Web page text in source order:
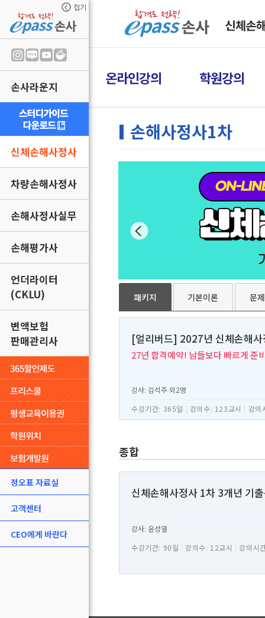
접기
손사라운지
신체손해사정사
차량손해사정사
손해사정사실무
손해평가사
언더라이터
(CKLU)
변액보험
판매관리사
정오표 자료실
고객센터
CEO에게 바란다
신체손
온라인강의 학원강의
손해사정사1차
패키지 기본이론 문
[얼리버드] 2027년 신체손해
27년 합격예약! 남들보다 빠르게 준
강사: 김석주 외2명
수강기간: 365일
강의수: 123교시 강의
종합
신체손해사정사 1차 3개년 기
강사: 윤성열
수강기간: 90일
강의수: 12교시 강의시